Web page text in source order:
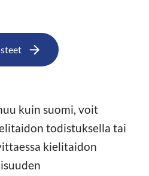
kuin suomi, voit
todistuksella tai
kielitaidon